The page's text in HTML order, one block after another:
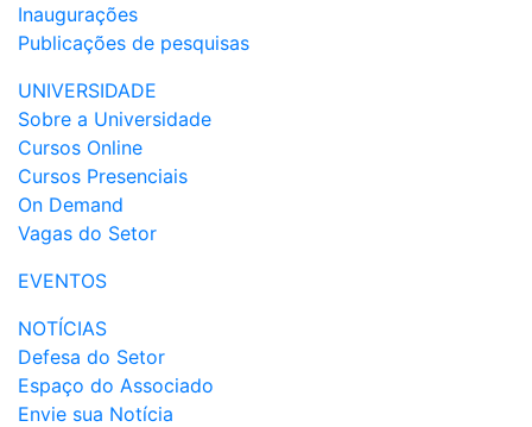
Inaugurações
Publicações de pesquisas
UNIVERSIDADE
Sobre a Universidade
Cursos Online
Cursos Presenciais
On Demand
Vagas do Setor
EVENTOS
NOTÍCIAS
Defesa do Setor
Espaço do Associado
Envie sua Notícia